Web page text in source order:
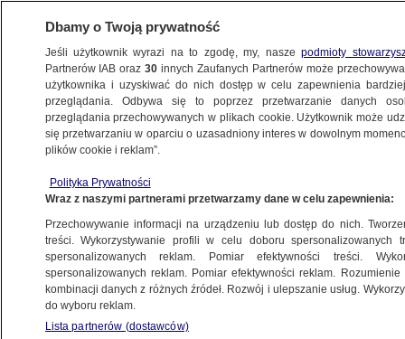
ŚWIAT
NAJNOWSZE INFORMACJE
córki. Cztery dni później zmarła
Policjant zabił sąsiadów i ich dziecko.
Dbamy o Twoją prywatność
Jeśli użytkownik wyrazi na to zgodę, my, naszepodmioty
Partnerów IAB oraz30 innych Zaufanych Partnerów może
użytkownika i uzyskiwać do nich dostęp w celu zapewnienia
przeglądania. Odbywa się to poprzez przetwarzanie danych
przeglądania przechowywanych w plikach cookie. Użytkownik może
się przetwarzaniu w oparciu o uzasadniony interes w dowolnym
plików cookie i reklam”.
Polityka Prywatności
Wraz z naszymi partnerami przetwarzamy dane w celu zapewnienia:
Przechowywanie informacji na urządzeniu lub dostęp do nich.
treści. Wykorzystywanie profili w celu doboru spersonalizowanych
spersonalizowanych reklam. Pomiar efektywności treści.
spersonalizowanych reklam. Pomiar efektywności reklam.
kombinacji danych z różnych źródeł. Rozwój i ulepszanie usług.
do wyboru reklam.
Lista partnerów (dostawców)